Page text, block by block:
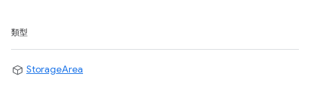
類型
StorageArea